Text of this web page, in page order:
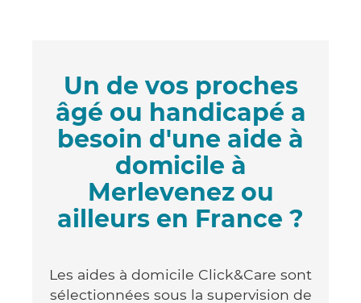
Un de vos proches
âgé ou handicapé a
besoin d'une aide à
domicile à
Merlevenez ou
ailleurs en France ?
Les aides à domicile Click&Care sont
sélectionnées sous la supervision de